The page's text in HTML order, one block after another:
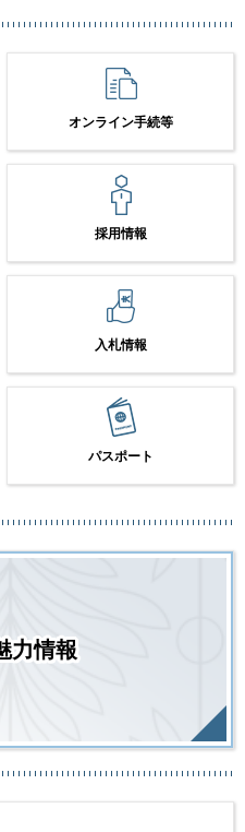
オンライン手続等
採用情報
入札情報
パスポート
力情報